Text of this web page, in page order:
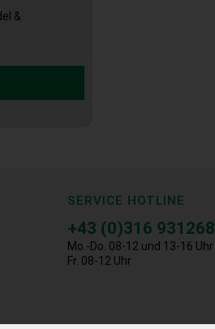
&
SERVICE HOTLINE
+43 (0)316 931268
Mo.-Do. 08-12 und 13-16 Uhr
Fr. 08-12 Uhr